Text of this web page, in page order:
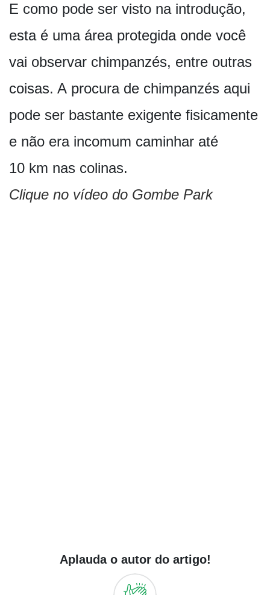
E como pode ser visto na introdução,
esta é uma área protegida onde você
vai observar chimpanzés, entre outras
coisas. A procura de chimpanzés aqui
pode ser bastante exigente fisicamente
e não era incomum caminhar até
10 km nas colinas.
Clique no vídeo do Gombe Park
Aplauda o autor do artigo!